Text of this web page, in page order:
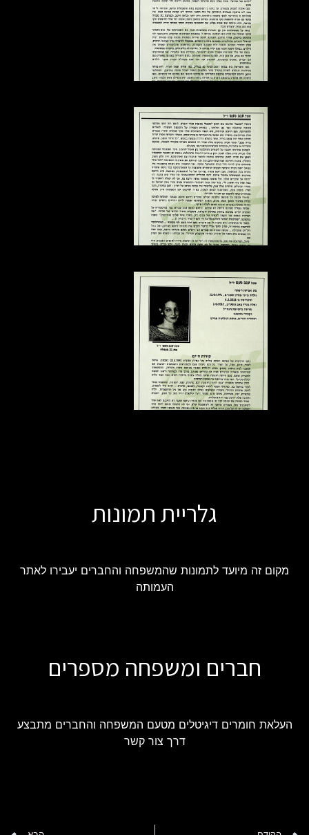
גלריית תמונות
מקום זה מיועד לתמונות שהמשפחה והחברים יעבירו לאתר
העמותה
חברים ומשפחה מספרים
העלאת חומרים דיגיטלים מטעם המשפחה והחברים מתבצע
דרך צור קשר